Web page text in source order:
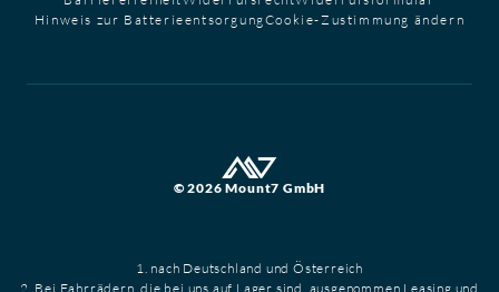
Hinweis zur BatterieentsorgungCookie-Zustimmung ändern
© 2026 Mount7 GmbH
1. nach Deutschland und Österreich
2. Bei Fahrrädern, die bei uns auf Lager sind, ausgenommen Leasing und